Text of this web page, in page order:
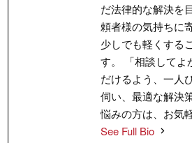
だ法律的な解決を
頼者様の気持ちに
少しでも軽くする
す。 「相談してよ
だけるよう、一人
伺い、最適な解決
悩みの方は、お気
See Full Bio